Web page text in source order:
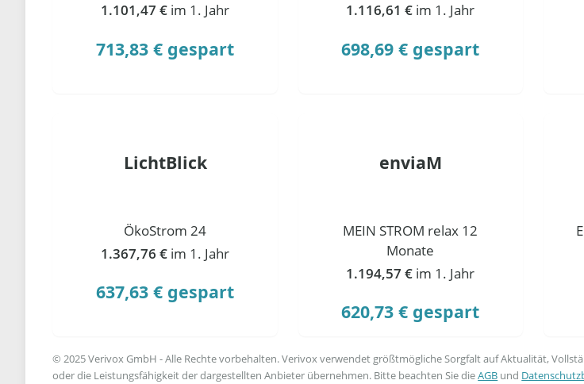
1.101,47 € im 1. Jahr
713,83 € gespart
1.116,61 € im 1. Jahr
698,69 € gespart
LichtBlick
ÖkoStrom 24
1.367,76 € im 1. Jahr
637,63 € gespart
enviaM
MEIN STROM relax 12
Monate
1.194,57 € im 1. Jahr
620,73 € gespart
© 2025 Verivox GmbH - Alle Rechte vorbehalten. Verivox verwendet größtmögliche Sorgfalt auf Aktualität,
oder die Leistungsfähigkeit der dargestellten Anbieter übernehmen. Bitte beachten Sie dieAGB und